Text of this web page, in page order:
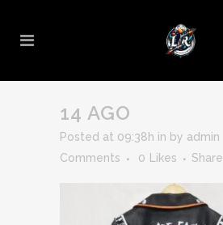
14 AGO
Posted at 09:38h in by admin
Comments
0 Likes Share